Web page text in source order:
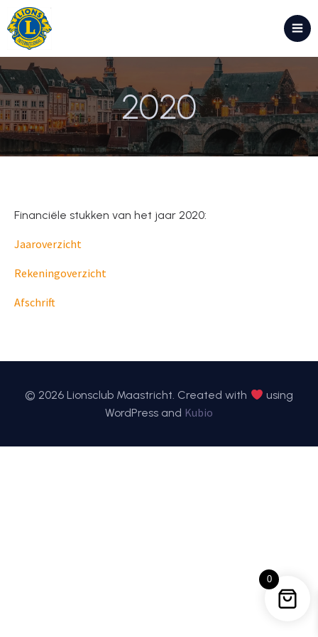
2020
Financiële stukken van het jaar 2020:
Jaaroverzicht
Rekeningoverzicht
Afschrift
© 2026 Lionsclub Maastricht. Created with
using
WordPress and Kubio
0